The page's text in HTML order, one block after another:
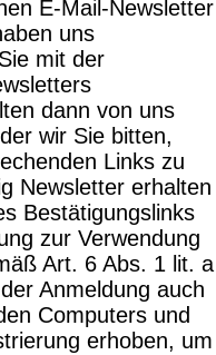
E-Mail-Newsletter
uns
mit der
dann von uns
wir Sie bitten,
Links zu
Newsletter erhalten
Bestätigungslinks
zur Verwendung
Art. 6 Abs. 1 lit. a
Anmeldung auch
Computers und
erhoben, um